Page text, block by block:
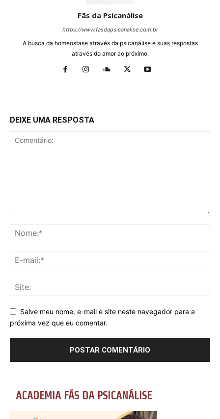
Fãs da Psicanálise
https://www.fasdapsicanalise.com.br
A busca da homeostase através da psicanálise e suas respostas
através do amor ao próximo.
DEIXE UMA RESPOSTA
Salve meu nome, e-mail e site neste navegador para a
próxima vez que eu comentar.
ACADEMIA FÃS DA PSICANÁLISE